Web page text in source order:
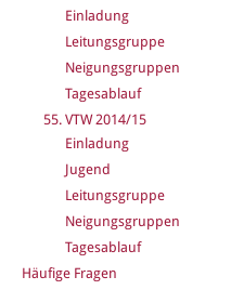
Einladung
Leitungsgruppe
Neigungsgruppen
Tagesablauf
55. VTW 2014/15
Einladung
Jugend
Leitungsgruppe
Neigungsgruppen
Tagesablauf
Häufige Fragen